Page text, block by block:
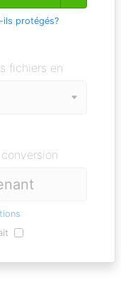
ils protégés?
fichiers en